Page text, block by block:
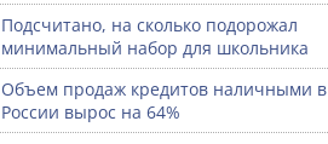
Подсчитано, на сколько подорожал
минимальный набор для школьника
Объем продаж кредитов наличными в
России вырос на 64%